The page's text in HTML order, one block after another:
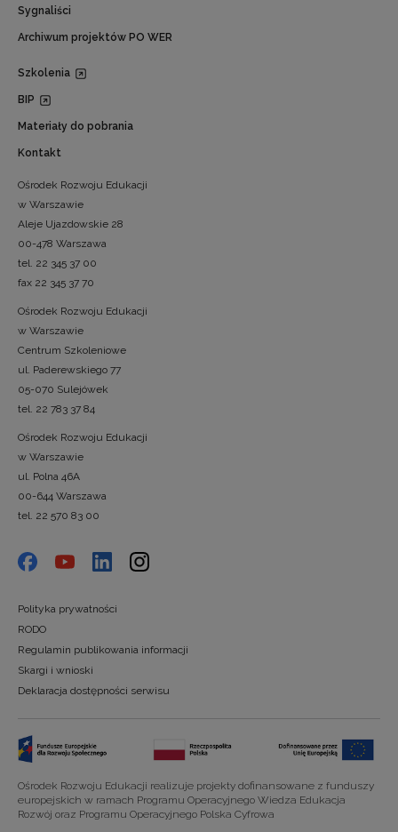
Sygnaliści
Archiwum projektów PO WER
Szkolenia
BIP
Materiały do pobrania
Kontakt
Ośrodek Rozwoju Edukacji
w Warszawie
Aleje Ujazdowskie 28
00-478 Warszawa
tel. 22 345 37 00
fax 22 345 37 70
Ośrodek Rozwoju Edukacji
w Warszawie
Centrum Szkoleniowe
ul. Paderewskiego 77
05-070 Sulejówek
tel. 22 783 37 84
Ośrodek Rozwoju Edukacji
w Warszawie
ul. Polna 46A
00-644 Warszawa
tel. 22 570 83 00
Polityka prywatności
RODO
Regulamin publikowania informacji
Skargi i wnioski
Deklaracja dostępności serwisu
Ośrodek Rozwoju Edukacji realizuje projekty dofinansowane z funduszy
europejskich w ramach Programu Operacyjnego Wiedza Edukacja
Rozwój oraz Programu Operacyjnego Polska Cyfrowa